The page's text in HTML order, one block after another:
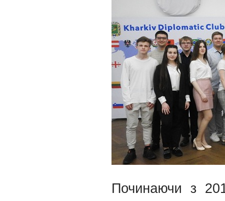
Починаючи з